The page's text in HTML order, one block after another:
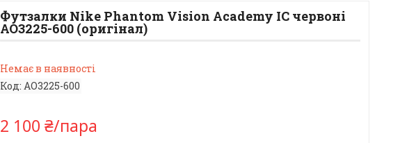
Футзалки Nike Phantom Vision Academy IC червоні
AO3225-600 (оригінал)
Немає в наявності
Код: AO3225-600
2 100 ₴/пара